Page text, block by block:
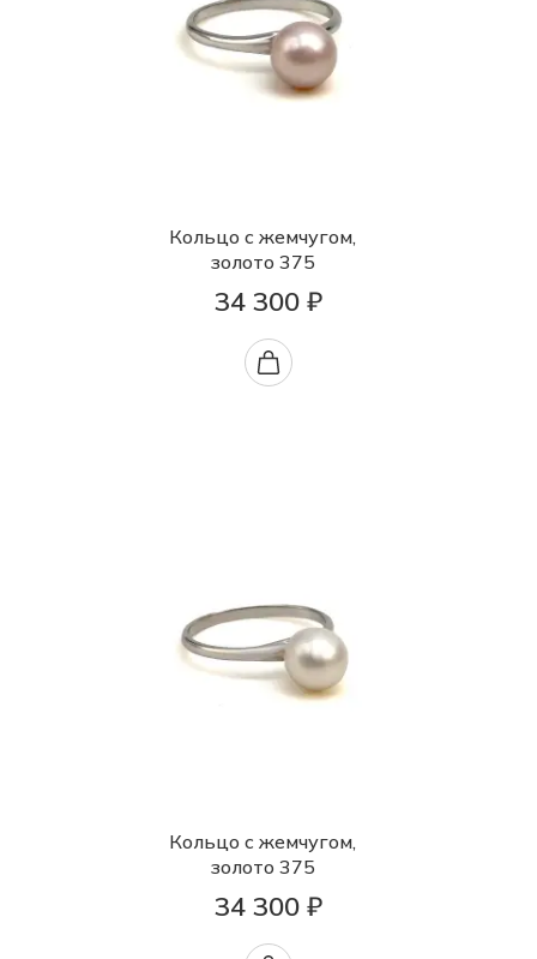
Кольцо с жемчугом,
золото 375
34 300 ₽
Кольцо с жемчугом,
золото 375
34 300 ₽